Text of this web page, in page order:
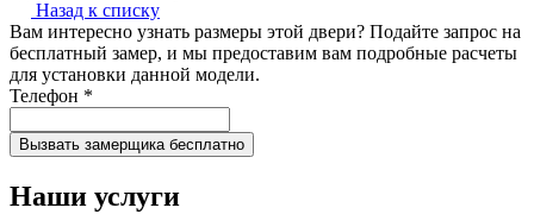
Назад к списку
Вам интересно узнать размеры этой двери? Подайте запрос на
бесплатный замер, и мы предоставим вам подробные расчеты
для установки данной модели.
Телефон *
Наши услуги